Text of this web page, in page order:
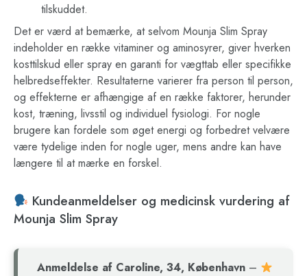
tilskuddet.
Det er værd at bemærke, at selvom Mounja Slim Spray
indeholder en række vitaminer og aminosyrer, giver hverken
kosttilskud eller spray en garanti for vægttab eller specifikke
helbredseffekter. Resultaterne varierer fra person til person,
og effekterne er afhængige af en række faktorer, herunder
kost, træning, livsstil og individuel fysiologi. For nogle
brugere kan fordele som øget energi og forbedret velvære
være tydelige inden for nogle uger, mens andre kan have
længere til at mærke en forskel.
Kundeanmeldelser og medicinsk vurdering af
Mounja Slim Spray
Anmeldelse af Caroline, 34, København –